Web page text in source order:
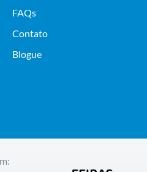
FAQs
Contato
Blogue